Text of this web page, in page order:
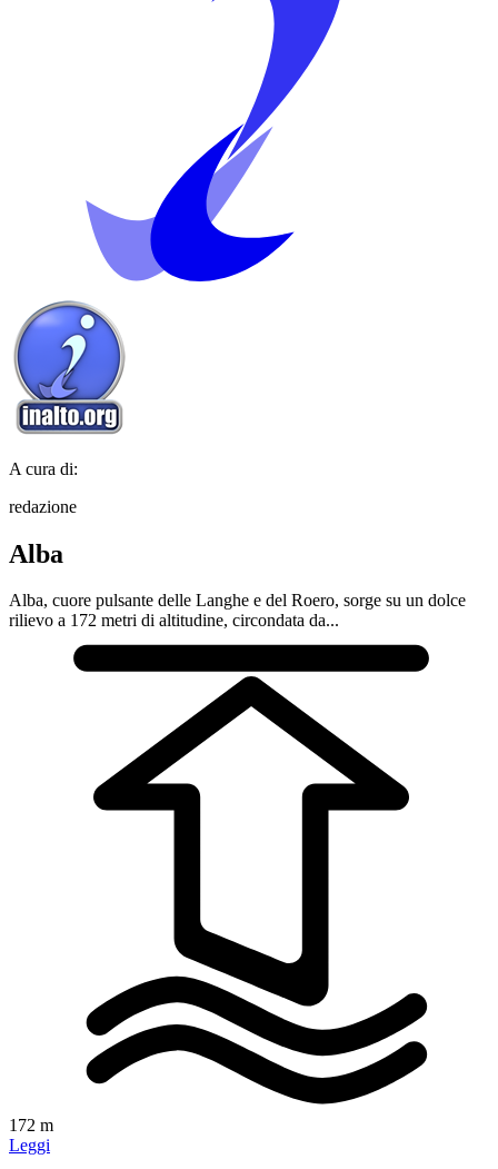
A cura di:
redazione
Alba
Alba, cuore pulsante delle Langhe e del Roero, sorge su un dolce
rilievo a 172 metri di altitudine, circondata da...
172 m
Leggi